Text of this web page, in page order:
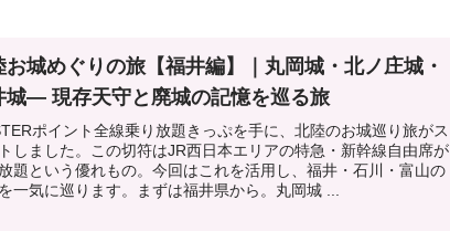
お城めぐりの旅【福井編】｜丸岡城・北ノ庄城・
城— 現存天守と廃城の記憶を巡る旅
ポイント全線乗り放題きっぷを手に、北陸のお城巡り旅がス
しました。この切符はJR西日本エリアの特急・新幹線自由席が
題という優れもの。今回はこれを活用し、福井・石川・富山の
一気に巡ります。まずは福井県から。丸岡城 ...